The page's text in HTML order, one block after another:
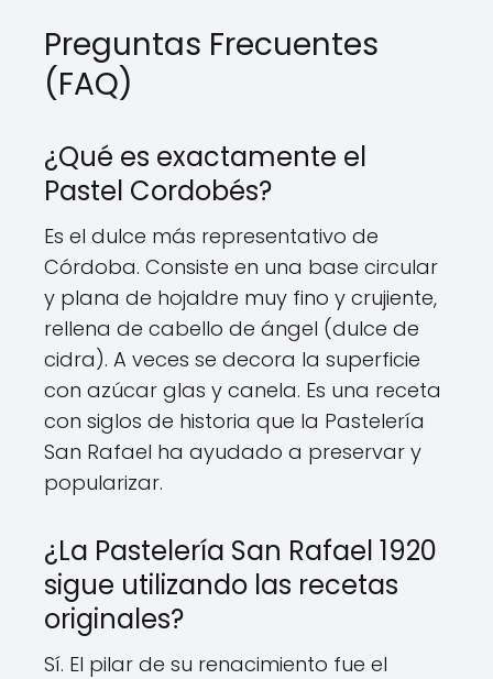
Preguntas Frecuentes
(FAQ)
¿Qué es exactamente el
Pastel Cordobés?
Es el dulce más representativo de
Córdoba. Consiste en una base circular
y plana de hojaldre muy fino y crujiente,
rellena de cabello de ángel (dulce de
cidra). A veces se decora la superficie
con azúcar glas y canela. Es una receta
con siglos de historia que la Pastelería
San Rafael ha ayudado a preservar y
popularizar.
¿La Pastelería San Rafael 1920
sigue utilizando las recetas
originales?
Sí. El pilar de su renacimiento fue el